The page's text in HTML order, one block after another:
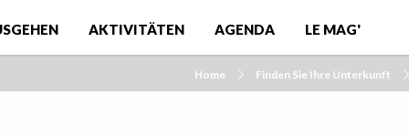
AKTIVITÄTEN AGENDA LE MAG'
Home Finden Sie Ihre Unterkunft